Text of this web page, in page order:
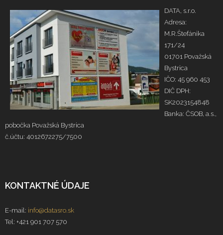
DATA, s.r.o.
Adresa:
M.R.Štefánika
171/24
01701 Považská
Bystrica
IČO: 45 960 453
DIČ DPH:
SK2023154848
Banka: ČSOB, a.s.,
pobočka Považská Bystrica
č.účtu: 4012672275/7500
KONTAKTNÉ ÚDAJE
E-mail: info@datasro.sk
Tel: +421 901 707 570